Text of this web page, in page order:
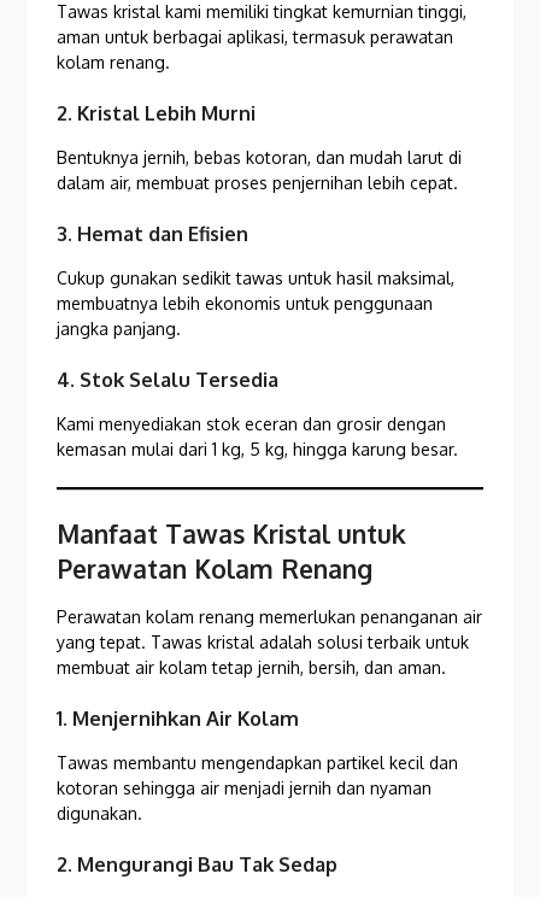
Tawas kristal kami memiliki tingkat kemurnian tinggi,
aman untuk berbagai aplikasi, termasuk perawatan
kolam renang.
2. Kristal Lebih Murni
Bentuknya jernih, bebas kotoran, dan mudah larut di
dalam air, membuat proses penjernihan lebih cepat.
3. Hemat dan Efisien
Cukup gunakan sedikit tawas untuk hasil maksimal,
membuatnya lebih ekonomis untuk penggunaan
jangka panjang.
4. Stok Selalu Tersedia
Kami menyediakan stok eceran dan grosir dengan
kemasan mulai dari 1 kg, 5 kg, hingga karung besar.
Manfaat Tawas Kristal untuk
Perawatan Kolam Renang
Perawatan kolam renang memerlukan penanganan air
yang tepat. Tawas kristal adalah solusi terbaik untuk
membuat air kolam tetap jernih, bersih, dan aman.
1. Menjernihkan Air Kolam
Tawas membantu mengendapkan partikel kecil dan
kotoran sehingga air menjadi jernih dan nyaman
digunakan.
2. Mengurangi Bau Tak Sedap